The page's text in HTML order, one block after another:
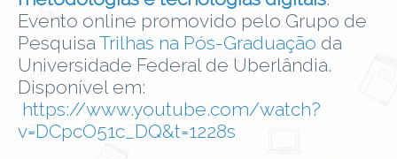
Evento online promovido pelo Grupo de
PesquisaTrilhas na Pós-Graduação da
Universidade Federal de Uberlândia.
Disponível em:
https://www.youtube.com/watch?
v=DCpcO51c_DQ&t=1228s